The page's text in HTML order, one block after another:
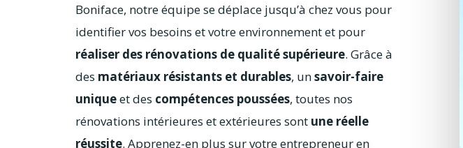
Boniface, notre équipe se déplace jusqu’à chez vous pour
identifier vos besoins et votre environnement et pour
réaliser des rénovations de qualité supérieure. Grâce à
des matériaux résistants et durables, unsavoir-faire
uniqueet des compétences poussées, toutes nos
rénovations intérieures et extérieures sont une réelle
réussite. Apprenez-en plus sur votre entrepreneur en